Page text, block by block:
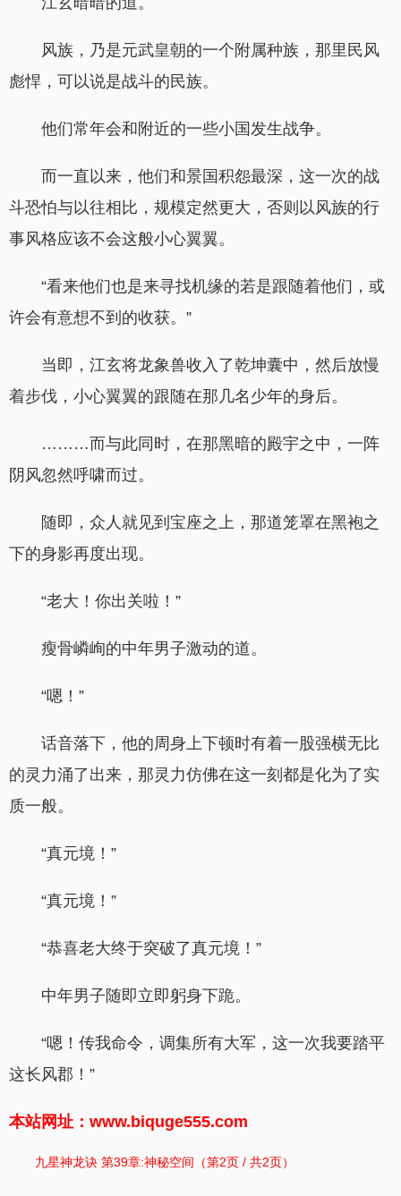
风族，乃是元武皇朝的一个附属种族，那里民风
彪悍，可以说是战斗的民族。
他们常年会和附近的一些小国发生战争。
而一直以来，他们和景国积怨最深，这一次的战
斗恐怕与以往相比，规模定然更大，否则以风族的行
事风格应该不会这般小心翼翼。
“看来他们也是来寻找机缘的若是跟随着他们，或
许会有意想不到的收获。”
当即，江玄将龙象兽收入了乾坤囊中，然后放慢
着步伐，小心翼翼的跟随在那几名少年的身后。
………而与此同时，在那黑暗的殿宇之中，一阵
阴风忽然呼啸而过。
随即，众人就见到宝座之上，那道笼罩在黑袍之
下的身影再度出现。
“老大！你出关啦！”
瘦骨嶙峋的中年男子激动的道。
“嗯！”
话音落下，他的周身上下顿时有着一股强横无比
的灵力涌了出来，那灵力仿佛在这一刻都是化为了实
质一般。
“真元境！”
“真元境！”
“恭喜老大终于突破了真元境！”
中年男子随即立即躬身下跪。
“嗯！传我命令，调集所有大军，这一次我要踏平
这长风郡！”
本站网址：www.biquge555.com
九星神龙诀 第39章:神秘空间（第2页 / 共2页）